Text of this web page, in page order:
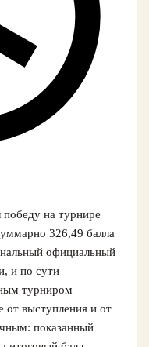
на турнире
326,49 балла
официальный
и по сути —
турниром
от выступления и от
показанный